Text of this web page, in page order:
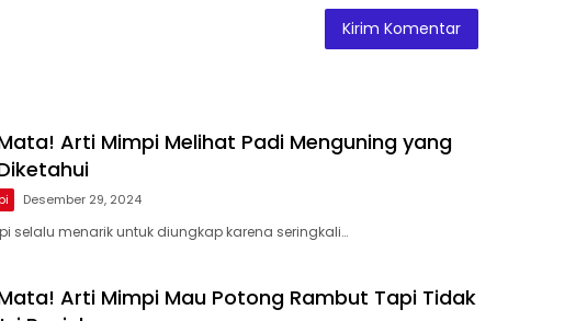
Arti Mimpi Melihat Padi Menguning yang
Desember 29, 2024
selalu menarik untuk diungkap karena seringkali…
Arti Mimpi Mau Potong Rambut Tapi Tidak